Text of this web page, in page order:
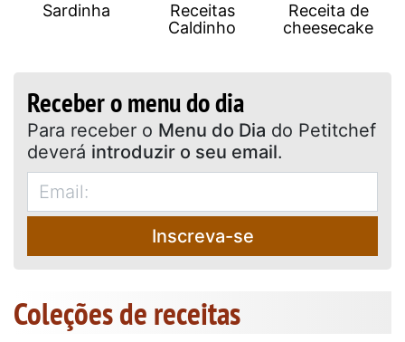
Sardinha
Receitas
Caldinho
Receita de
cheesecake
Receber o menu do dia
Para receber o Menu do Dia do Petitchef
deverá introduzir o seu email.
Inscreva-se
Coleções de receitas